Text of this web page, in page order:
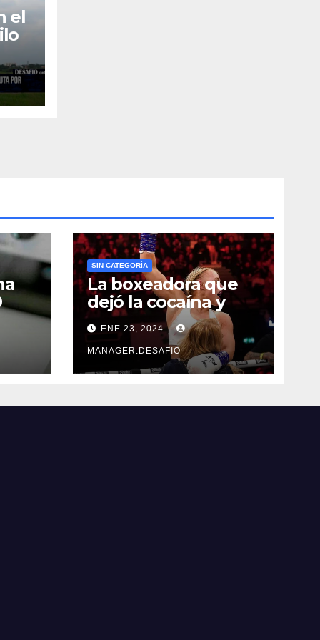
el
SIN CATEGORÍA
La boxeadora que
dejó la cocaína y
ahora quiere
triunfar en el ring​
ENE 23, 2024
MANAGER.DESAFIO